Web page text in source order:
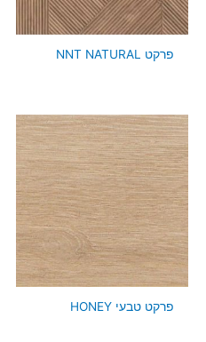
פרקט NNT NATURAL
פרקט טבעי HONEY